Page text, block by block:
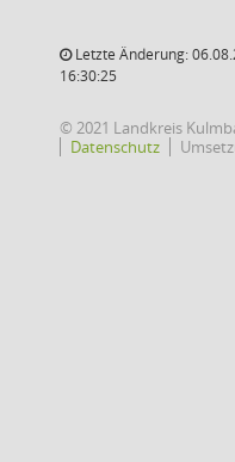
Letzte Änderung:
16:30:25
© 2021 Landkreis
Datenschutz